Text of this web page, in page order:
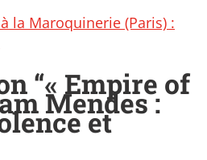
la Maroquinerie (Paris) :
“« Empire of
Mendes :
et